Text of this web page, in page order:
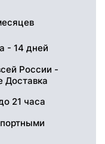
- 14 дней
России -
Доставка
21 часа